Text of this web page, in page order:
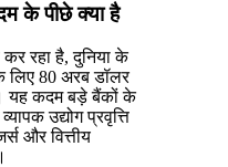
के पीछे क्या है
रहा है, दुनिया के
लिए 80 अरब डॉलर
यह कदम बड़े बैंकों के
उद्योग प्रवृत्ति
और वित्तीय